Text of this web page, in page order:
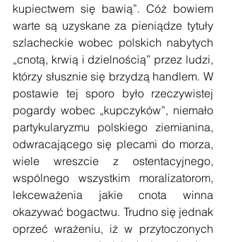
kupiectwem się bawią”. Cóż bowiem
warte są uzyskane za pieniądze tytuły
szlacheckie wobec polskich nabytych
„cnotą, krwią i dzielnością” przez ludzi,
którzy słusznie się brzydzą handlem. W
postawie tej sporo było rzeczywistej
pogardy wobec „kupczyków”, niemało
partykularyzmu polskiego ziemianina,
odwracającego się plecami do morza,
wiele wreszcie z ostentacyjnego,
wspólnego wszystkim moralizatorom,
lekceważenia jakie cnota winna
okazywać bogactwu. Trudno się jednak
oprzeć wrażeniu, iż w przytoczonych